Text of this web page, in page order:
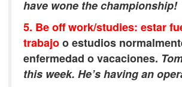
have wone the championship!
5. Be off work/studies: estar
trabajoo estudios
enfermedad o vacaciones.
this week. He’s having an